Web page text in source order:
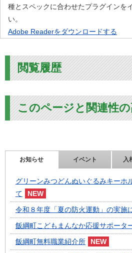
種とスペックに合わせたプラグインを
い。
Adobe Readerをダウンロードする
閲覧履歴
このページと関連性
お知らせ イベント 入
グリーンみつどんぬいぐるみキーホ
て
令和８年度「夏の防火運動」の実施
飯綱町こどもまんなか応援サポータ
飯綱町無料職業紹介所